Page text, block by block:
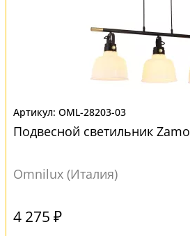
OML-28203-03
Подвесной светильник
Omnilux (Италия)
4 275 ₽